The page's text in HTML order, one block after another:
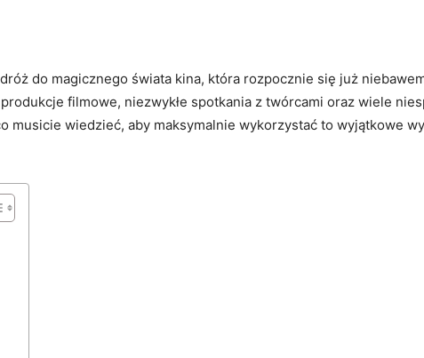
do magicznego świata kina, która rozpocznie się już
filmowe, niezwykłe spotkania z twórcami oraz wiele
musicie wiedzieć, aby maksymalnie wykorzystać to wyjątkowe